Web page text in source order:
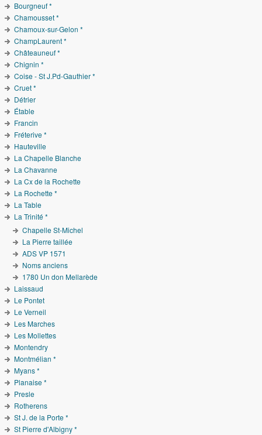
Bourgneuf *
Chamousset *
Chamoux-sur-Gelon *
ChampLaurent *
Châteauneuf *
Chignin *
Coise - St J.Pd-Gauthier *
Cruet *
Détrier
Étable
Francin
Fréterive *
Hauteville
La Chapelle Blanche
La Chavanne
La Cx de la Rochette
La Rochette *
La Table
La Trinité *
Chapelle St-Michel
La Pierre taillée
ADS VP 1571
Noms anciens
1780 Un don Mellarède
Laissaud
Le Pontet
Le Verneil
Les Marches
Les Mollettes
Montendry
Montmélian *
Myans *
Planaise *
Presle
Rotherens
St J. de la Porte *
St Pierre d'Albigny *